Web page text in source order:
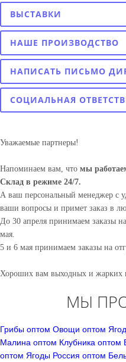
ВЫСТАВКИ
НАШЕ ПРОИЗВОДСТВО
НАПИСАТЬ ПИСЬМО
СОЦИАЛЬНАЯ
Уважаемые партнеры!
Напоминаем вам, что мы
Склад в режиме 24/7.
А ваш персональный менеджер с
ваши вопросы и примет заказ в
До 30 апреля принимаем заказы
мая.
5 и 6 мая принимаем заказы на
Хороших вам выходных и жарких
МЫ
Грибы оптом Овощи оптом
Малина оптом Клубника оптом
оптом Ягоды Россия оптом